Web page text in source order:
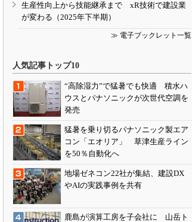
生産性向上から技能継承まで xR技術で建設業
が変わる（2025年下半期）
≫ 電子ブックレット一覧
人気記事トップ10
“高除湿力”で猛暑でも快適 積水ハ
ウスとパナソニックが次世代空調を
発売
猛暑を乗り切るパナソニック製エア
コン「エオリア」 草津生産ライン
を50％自動化へ
地場ゼネコン22社が集結、建設DX
やAIの実践事例を共有
鹿島が演算工房を子会社に 山岳ト